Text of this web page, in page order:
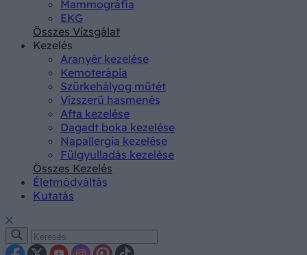
Mammográfia
EKG
Összes Vizsgálat
Kezelés
Aranyér kezelése
Kemoterápia
Szürkehályog műtét
Vízszerű hasmenés
Afta kezelése
Dagadt boka kezelése
Napallergia kezelése
Fülgyulladás kezelése
Összes Kezelés
Életmódváltás
Kutatás